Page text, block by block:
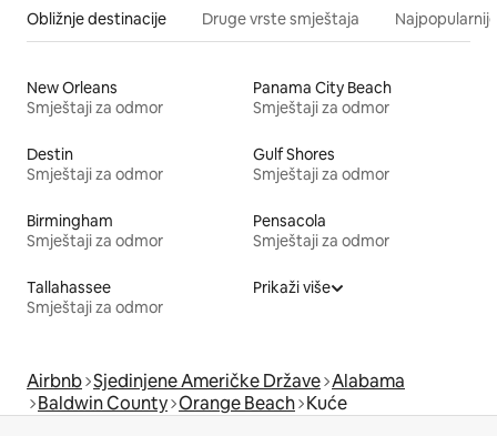
Obližnje destinacije Druge vrste smještaja
New Orleans
Smještaji za odmor
Panama City Beach
Smještaji za odmor
Destin
Smještaji za odmor
Gulf Shores
Smještaji za odmor
Birmingham
Smještaji za odmor
Pensacola
Smještaji za odmor
Tallahassee
Smještaji za odmor
Prikaži više
Airbnb Sjedinjene Američke Države Alabama
Baldwin County Orange Beach Kuće